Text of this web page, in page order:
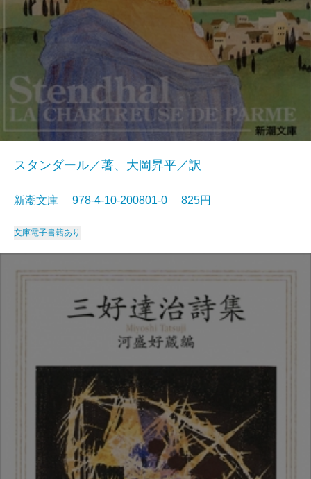
スタンダール／著、大岡昇平／訳
新潮文庫 978-4-10-200801-0 825円
文庫電子書籍あり